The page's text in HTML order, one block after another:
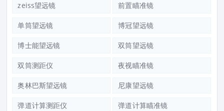
zeiss望远镜 前置瞄准镜
单筒望远镜 博冠望远镜
博士能望远镜 双筒望远镜
双筒测距仪 夜视瞄准镜
奥林巴斯望远镜 尼康望远镜
弹道计算测距仪 弹道计算瞄准镜